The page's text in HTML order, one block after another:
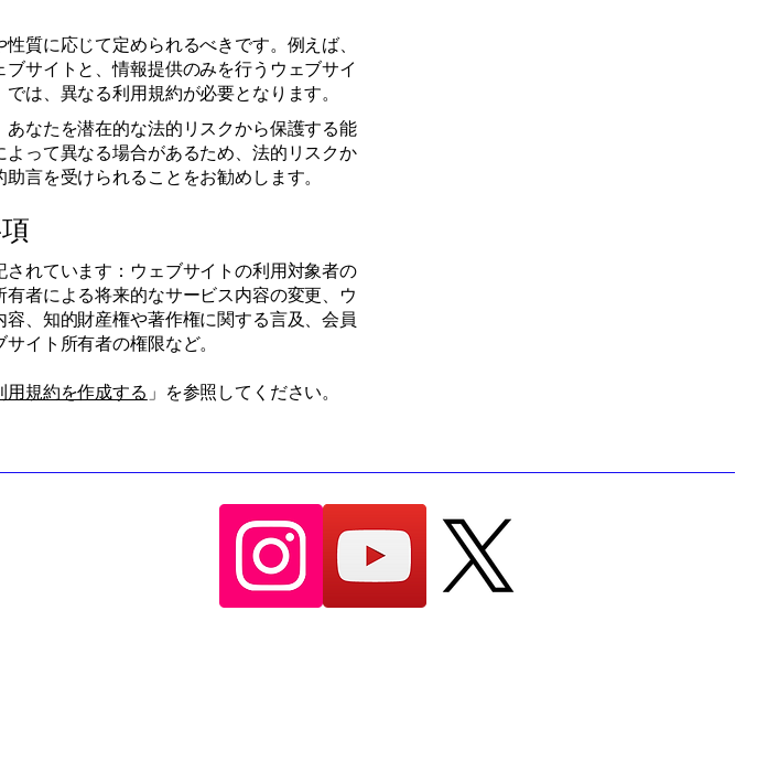
質に応じて定められるべきです。例えば、
サイトと、情報提供のみを行うウェブサイ
は、異なる利用規約が必要となります。
なたを潜在的な法的リスクから保護する能
って異なる場合があるため、法的リスクか
言を受けられることをお勧めします。
れています：ウェブサイトの利用対象者の
者による将来的なサービス内容の変更、ウ
、知的財産権や著作権に関する言及、会員
イト所有者の権限など。
用規約を作成する 」を参照してください。